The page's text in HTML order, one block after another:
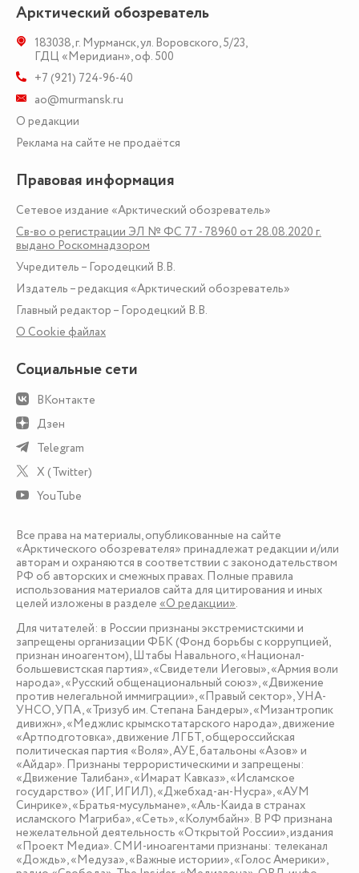
Арктический обозреватель
183038,г. Мурманск,ул. Воровского, 5/23,
ГДЦ «Меридиан», оф. 500
+7 (921) 724-96-40
ao@murmansk.ru
О редакции
Реклама на сайте не продаётся
Правовая информация
Сетевое издание «Арктический обозреватель»
Св-во о регистрации ЭЛ № ФС 77 - 78960 от 28.08.2020 г.
выдано Роскомнадзором
Учредитель – Городецкий В.В.
Издатель – редакция «Арктический обозреватель»
Главный редактор – Городецкий В.В.
О Сookie файлах
Социальные сети
ВКонтакте
Дзен
Telegram
X (Twitter)
YouTube
Все права на материалы, опубликованные на сайте
«Арктического обозревателя» принадлежат редакции и/или
авторам и охраняются в соответствии с законодательством
РФ об авторских и смежных правах. Полные правила
использования материалов сайта для цитирования и иных
целей изложены в разделе «О редакции».
Для читателей: в России признаны экстремистскими и
запрещены организации ФБК (Фонд борьбы с коррупцией,
признан иноагентом), Штабы Навального, «Национал-
большевистская партия», «Свидетели Иеговы», «Армия воли
народа», «Русский общенациональный союз», «Движение
против нелегальной иммиграции», «Правый сектор», УНА-
УНСО, УПА, «Тризуб им. Степана Бандеры», «Мизантропик
дивижн», «Меджлис крымскотатарского народа», движение
«Артподготовка», движение ЛГБТ, общероссийская
политическая партия «Воля», АУЕ, батальоны «Азов» и
«Айдар». Признаны террористическими и запрещены:
«Движение Талибан», «Имарат Кавказ», «Исламское
государство» (ИГ, ИГИЛ), «Джебхад-ан-Нусра», «АУМ
Синрике», «Братья-мусульмане», «Аль-Каида в странах
исламского Магриба», «Сеть», «Колумбайн». В РФ признана
нежелательной деятельность «Открытой России», издания
«Проект Медиа». СМИ-иноагентами признаны: телеканал
«Дождь», «Медуза», «Важные истории», «Голос Америки»,